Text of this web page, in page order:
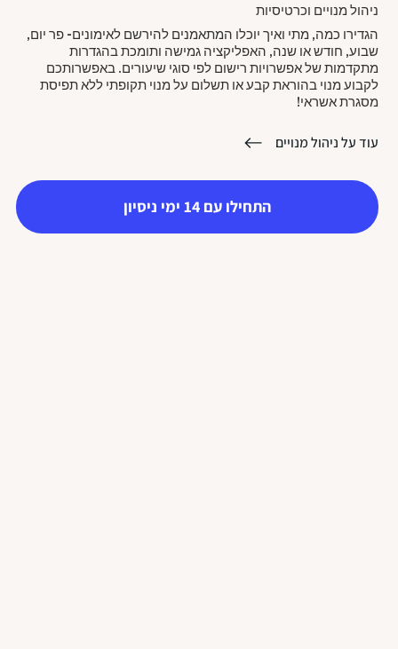
ניהול מנויים וכרטיסיות
הגדירו כמה, מתי ואיך יוכלו המתאמנים להירשם לאימונים- פר יום,
שבוע, חודש או שנה, האפליקציה גמישה ותומכת בהגדרות
מתקדמות של אפשרויות רישום לפי סוגי שיעורים. באפשרותכם
לקבוע מנוי בהוראת קבע או תשלום על מנוי תקופתי ללא תפיסת
מסגרת אשראי!
התחילו עם 14 ימי ניסיון
עוד על ניהול מנויים